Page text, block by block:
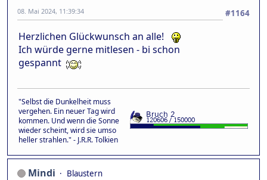
#1164
08. Mai 2024, 11:39:34
Herzlichen Glückwunsch an alle!
Ich würde gerne mitlesen - bi schon
gespannt
"Selbst die Dunkelheit muss
vergehen. Ein neuer Tag wird
kommen. Und wenn die Sonne
wieder scheint, wird sie umso
heller strahlen." - J.R.R. Tolkien
Mindi
Blaustern